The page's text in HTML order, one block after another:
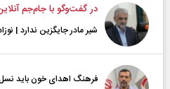
در گفت‌و‌گو با جام‌جم
شیر مادر جایگزین ندارد |
فرهنگ اهدای خون باید